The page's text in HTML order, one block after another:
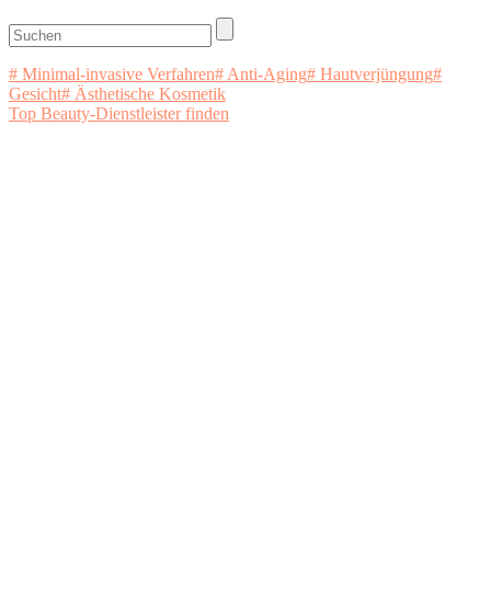
# Minimal-invasive Verfahren# Anti-Aging# Hautverjüngung#
Gesicht# Ästhetische Kosmetik
Top Beauty-Dienstleister finden